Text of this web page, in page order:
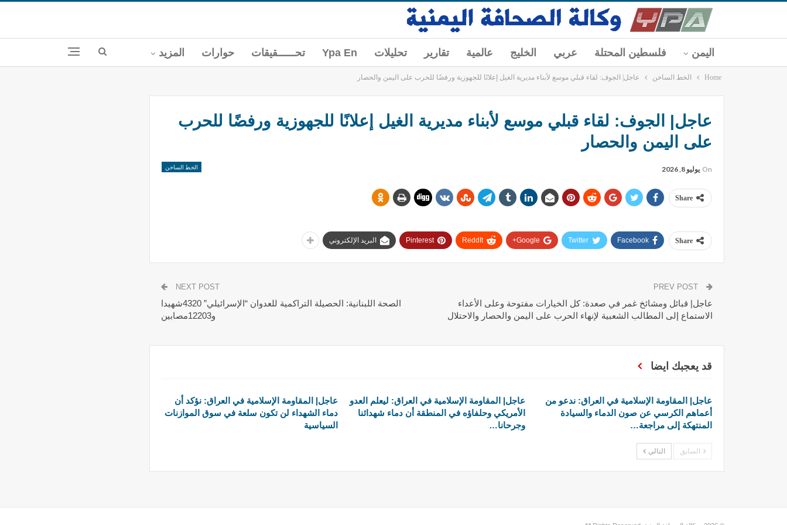
اليمن فلسطين المحتلة عربي الخليج عالمية تقارير تحليلات Ypa En تحــــــقيقات حوارات المزيد
Home الخط الساخن عاجل| الجوف: لقاء قبلي موسع لأبناء مديرية الغيل إعلانًا للجهوزية ورفضًا للحرب على اليمن والحصار
عاجل| الجوف: لقاء قبلي موسع لأبناء مديرية الغيل إعلانًا للجهوزية ورفضًا للحرب
على اليمن والحصار
الخط الساخن On يوليو 8, 2026
Share
Share
Facebook
Twitter
Google+
ReddIt
Pinterest البريد الإلكتروني
عاجل| قبائل ومشائخ غمر في صعدة: كل الخيارات مفتوحة وعلى الأعداء
الاستماع إلى المطالب الشعبية لإنهاء الحرب على اليمن والحصار والاحتلال
NEXT POST
الصحة اللبنانية: الحصيلة التراكمية للعدوان “الإسرائيلي” 4320شهيدا
و12203مصابين
قد يعجبك ايضا
عاجل| المقاومة الإسلامية في العراق: ندعو من
أعماهم الكرسي عن صون الدماء والسيادة
المنتهكة إلى مراجعة…
عاجل| المقاومة الإسلامية في العراق: ليعلم العدو
الأمريكي وحلفاؤه في المنطقة أن دماء شهدائنا
وجرحانا…
عاجل| المقاومة الإسلامية في العراق: نؤكد أن
دماء الشهداء لن تكون سلعة في سوق الموازنات
السياسية
السابق التالي